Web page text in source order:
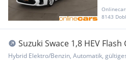
8143 Dobl
Suzuki Swace 1,8 HEV
Sitzhzg |...
Hybrid Elektro/Benzin, Automatik,